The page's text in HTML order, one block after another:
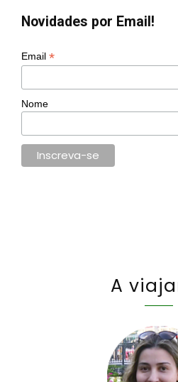
Novidades por Email!
Email *
Nome
A